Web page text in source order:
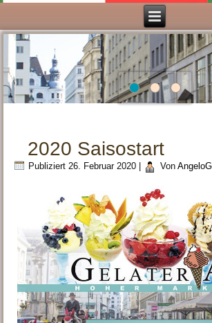
2020 Saisostart
Publiziert 26. Februar 2020 Von